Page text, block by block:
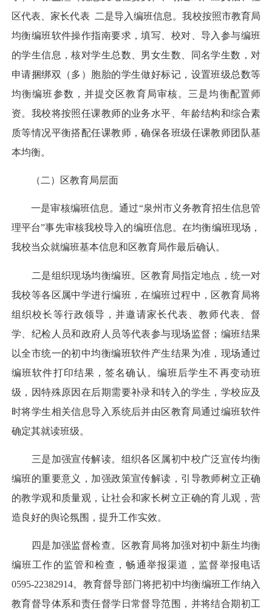
区代表、家长代表 二是导入编班信息。我校按照市教育局
均衡编班软件操作指南要求，填写、校对、导入参与编班
的学生信息，核对学生总数、男女生数、同名学生数，对
申请捆绑双（多）胞胎的学生做好标记，设置班级总数等
均衡编班参数，并提交区教育局审核。三是均衡配置师
资。我校将按照任课教师的业务水平、年龄结构和综合素
质等情况平衡搭配任课教师，确保各班级任课教师团队基
本均衡。
（二）区教育局层面
一是审核编班信息。通过“泉州市义务教育招生信息管
理平台”事先审核我校导入的编班信息。在均衡编班现场，
我校当众就编班基本信息和区教育局作最后确认。
二是组织现场均衡编班。区教育局指定地点，统一对
我校等各区属中学进行编班，在编班过程中，区教育局将
组织校长等行政领导，并邀请家长代表、教师代表、督
学、纪检人员和政府人员等代表参与现场监督；编班结果
以全市统一的初中均衡编班软件产生结果为准，现场通过
编班软件打印结果，签名确认。编班后学生不再变动班
级，因特殊原因在后期需要补录和转入的学生，学校应及
时将学生相关信息导入系统后并由区教育局通过编班软件
确定其就读班级。
三是加强宣传解读。组织各区属初中校广泛宣传均衡
编班的重要意义，加强政策宣传解读，引导教师树立正确
的教学观和质量观，让社会和家长树立正确的育儿观，营
造良好的舆论氛围，提升工作实效。
四是加强监督检查。区教育局将加强对初中新生均衡
编班工作的监管和检查，畅通举报渠道，监督举报电话
0595-22382914。教育督导部门将把初中均衡编班工作纳入
教育督导体系和责任督学日常督导范围，并将结合期初工